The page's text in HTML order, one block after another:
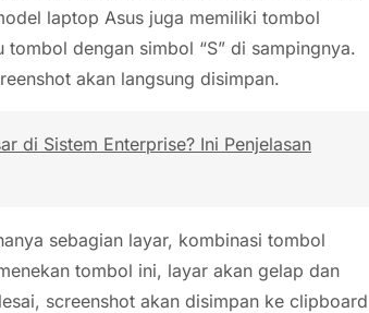
laptop Asus juga memiliki tombol
dengan simbol “S” di sampingnya.
akan langsung disimpan.
di Sistem Enterprise? Ini Penjelasan
sebagian layar, kombinasi tombol
tombol ini, layar akan gelap dan
screenshot akan disimpan ke clipboard